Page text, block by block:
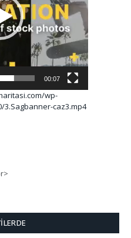
00:07
wp-
caz3.mp4